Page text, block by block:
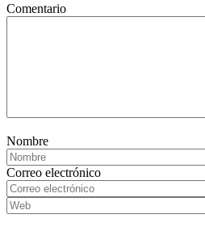
Comentario
Nombre
Correo electrónico